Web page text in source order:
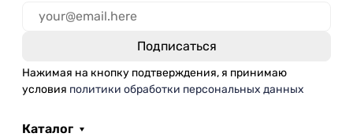
Нажимая на кнопку подтверждения, я принимаю
условия политики обработки персональных данных
Каталог